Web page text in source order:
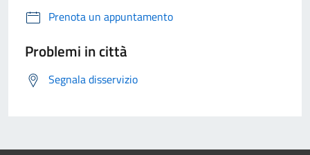
Prenota un appuntamento
Problemi in città
Segnala disservizio